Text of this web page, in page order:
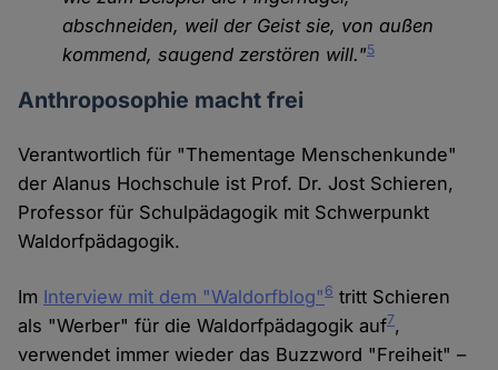
abschneiden, weil der Geist sie, von außen
kommend, saugend zerstören will."5
Anthroposophie macht frei
Verantwortlich für "Thementage Menschenkunde"
der Alanus Hochschule ist Prof. Dr. Jost Schieren,
Professor für Schulpädagogik mit Schwerpunkt
Waldorfpädagogik.
Im Interview mit dem "Waldorfblog"6 tritt Schieren
als "Werber" für die Waldorfpädagogik auf7,
verwendet immer wieder das Buzzword "Freiheit" –